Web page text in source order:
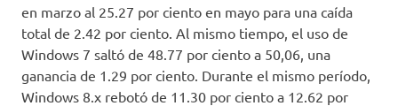
en marzo al 25.27 por ciento en mayo para una caída
total de 2.42 por ciento. Al mismo tiempo, el uso de
Windows 7 saltó de 48.77 por ciento a 50,06, una
ganancia de 1.29 por ciento. Durante el mismo período,
Windows 8.x rebotó de 11.30 por ciento a 12.62 por